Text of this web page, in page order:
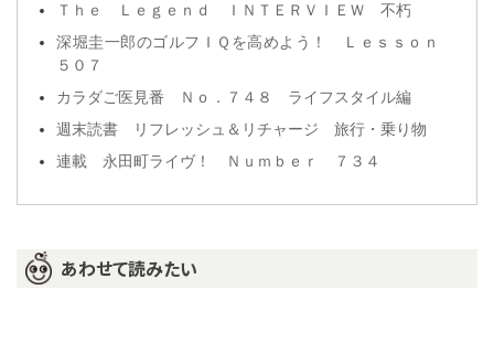
Ｔｈｅ Ｌｅｇｅｎｄ ＩＮＴＥＲＶＩＥＷ 不朽
深堀圭一郎のゴルフＩＱを高めよう！ Ｌｅｓｓｏｎ
５０７
カラダご医見番 Ｎｏ．７４８ ライフスタイル編
週末読書 リフレッシュ＆リチャージ 旅行・乗り物
連載 永田町ライヴ！ Ｎｕｍｂｅｒ ７３４
あわせて読みたい